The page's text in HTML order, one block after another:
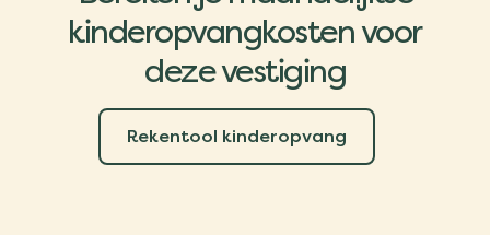
kinderopvangkosten voor
deze vestiging
Rekentool kinderopvang